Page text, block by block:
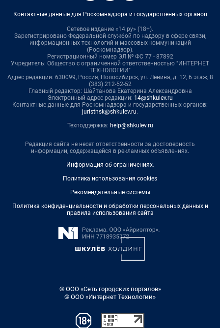
Контактные данные для Роскомнадзора и государственных органов
Сетевое издание «14.ру» (18+).
Зарегистрировано Федеральной службой по надзору в сфере связи,
информационных технологий и массовых коммуникаций
(Роскомнадзор).
Регистрационный номер ЭЛ № ФС 77 - 87892
Учредитель: Общество с ограниченной ответственностью "ИНТЕРНЕТ
ТЕХНОЛОГИИ"
Адрес редакции: 630099, Россия, Новосибирск, ул. Ленина, д. 12, 6 этаж, 8
(383) 212-52-52
Главный редактор: Шайтанова Екатерина Александровна
Электронный адрес редакции: 14@shkulev.ru
Контактные данные для Роскомнадзора и государственных органов:
juristnsk@shkulev.ru.
Техподдержка: help@shkulev.ru
Редакция сайта не несет ответственности за достоверность
информации, содержащейся в рекламных объявлениях.
Информация об ограничениях.
Политика использования cookies
Рекомендательные системы
Политика конфиденциальности и обработки персональных данных и
правила использования сайта
© ООО «Сеть городских порталов»
© ООО «Интернет Технологии»